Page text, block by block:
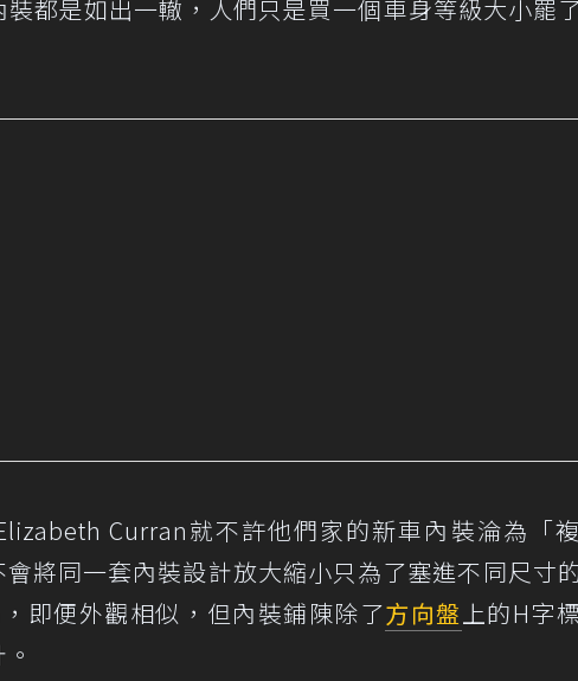
都是如出一轍，人們只是買一個車身等級大小罷
Curran就不許他們家的新車內裝淪為「
將同一套內裝設計放大縮小只為了塞進不同尺寸
即便外觀相似，但內裝鋪陳除了方向盤 上的H字